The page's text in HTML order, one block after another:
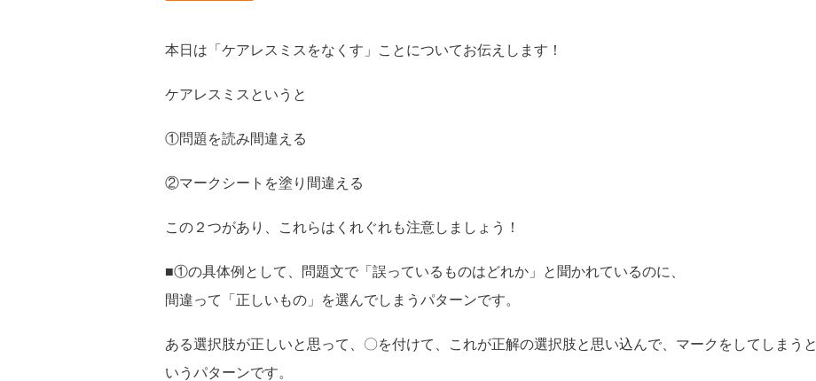
本日は「ケアレスミスをなくす」ことについてお伝えします！
ケアレスミスというと
①問題を読み間違える
②マークシートを塗り間違える
この２つがあり、これらはくれぐれも注意しましょう！
■①の具体例として、問題文で「誤っているものはどれか」と聞かれているのに、
間違って「正しいもの」を選んでしまうパターンです。
ある選択肢が正しいと思って、〇を付けて、これが正解の選択肢と思い込んで、マークをしてしまうと
いうパターンです。